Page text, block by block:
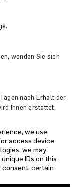
we use
access device
we may
IDs on this
consent, certain
wenden Sie sich
nach Erhalt der
Ihnen erstattet.
SHIPPING